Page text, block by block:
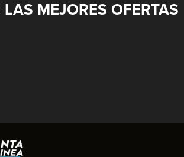
LAS MEJORES OFERTAS